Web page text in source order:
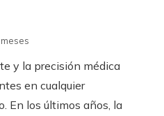
y la precisión médica
en cualquier
En los últimos años, la